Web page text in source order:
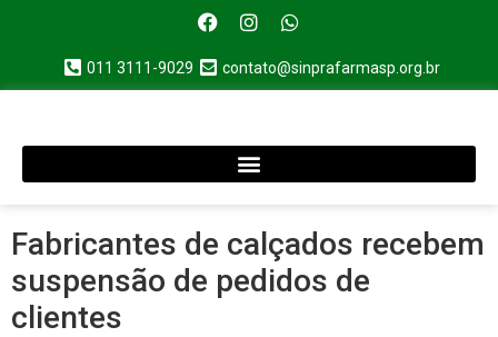
011 3111-9029 contato@sinprafarmasp.org.br
Fabricantes de calçados recebem
suspensão de pedidos de
clientes